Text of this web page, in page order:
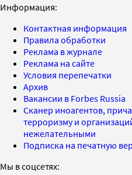
Информация:
Контактная информация
Правила обработки
Реклама в журнале
Реклама на сайте
Условия перепечатки
Архив
Вакансии в Forbes Russia
Сканер иноагентов,
терроризму и
нежелательными
Подписка на печатную
Мы в соцсетях: